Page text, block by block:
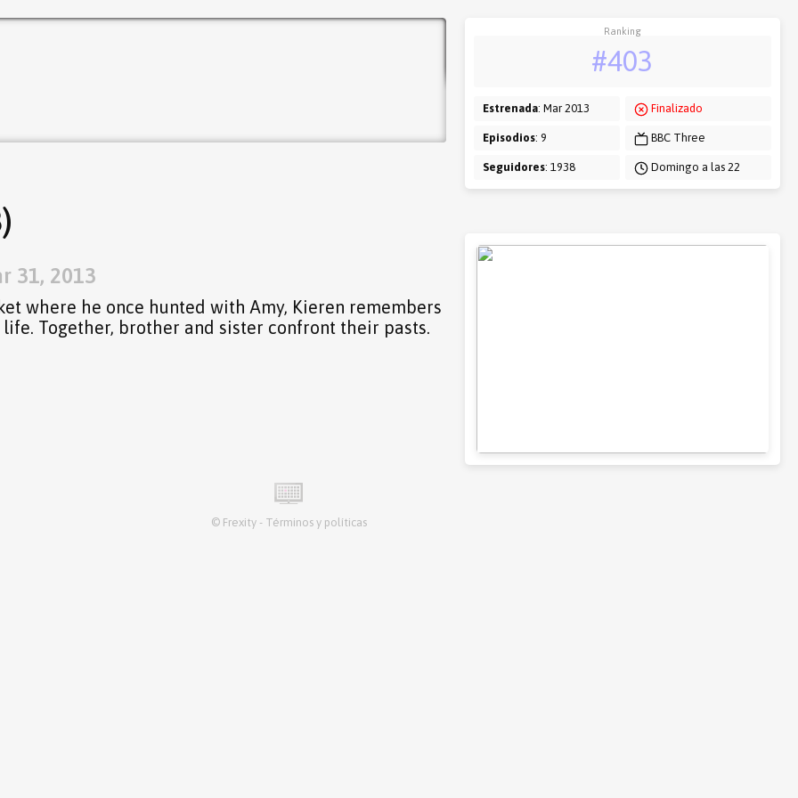
31, 2013
where he once hunted with Amy, Kieren remembers
Together, brother and sister confront their pasts.
Ranking
#403
Estrenada: Mar 2013
Episodios: 9
Seguidores: 1938
Finalizado
BBC Three
Domingo a las 22
© Frexity- Términos y políticas